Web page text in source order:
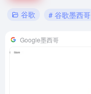
谷歌 # 谷歌墨西哥
Google墨西哥